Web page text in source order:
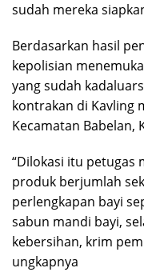
sudah mereka
Berdasarkan hasil
kepolisian
yang sudah
kontrakan di Kavling
Kecamatan Babelan,
“Dilokasi itu petugas
produk berjumlah
perlengkapan bayi
sabun mandi bayi,
kebersihan, krim
ungkapnya